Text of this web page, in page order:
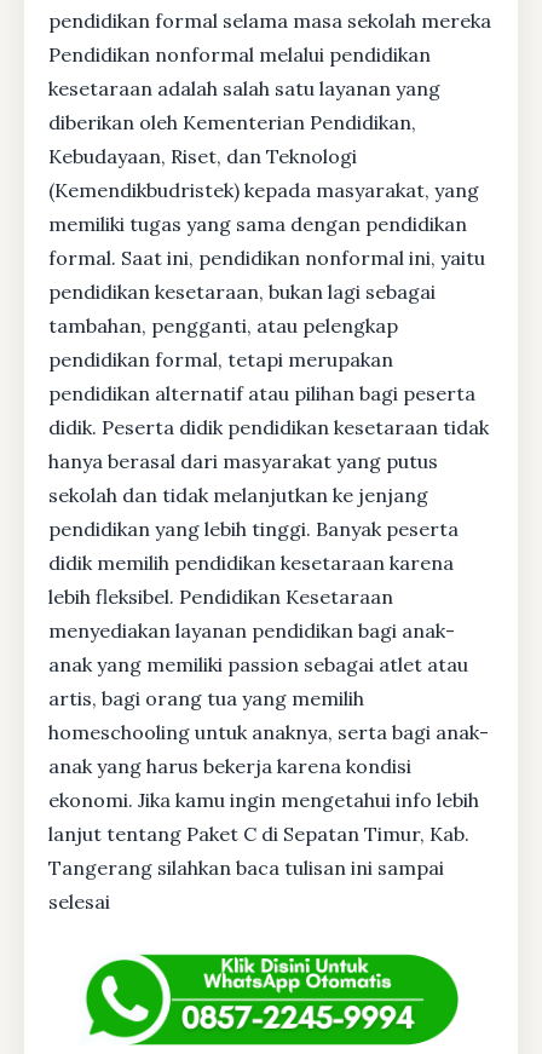
pendidikan formal selama masa sekolah mereka
Pendidikan nonformal melalui pendidikan
kesetaraan adalah salah satu layanan yang
diberikan oleh Kementerian Pendidikan,
Kebudayaan, Riset, dan Teknologi
(Kemendikbudristek) kepada masyarakat, yang
memiliki tugas yang sama dengan pendidikan
formal. Saat ini, pendidikan nonformal ini, yaitu
pendidikan kesetaraan, bukan lagi sebagai
tambahan, pengganti, atau pelengkap
pendidikan formal, tetapi merupakan
pendidikan alternatif atau pilihan bagi peserta
didik. Peserta didik pendidikan kesetaraan tidak
hanya berasal dari masyarakat yang putus
sekolah dan tidak melanjutkan ke jenjang
pendidikan yang lebih tinggi. Banyak peserta
didik memilih pendidikan kesetaraan karena
lebih fleksibel. Pendidikan Kesetaraan
menyediakan layanan pendidikan bagi anak-
anak yang memiliki passion sebagai atlet atau
artis, bagi orang tua yang memilih
homeschooling untuk anaknya, serta bagi anak-
anak yang harus bekerja karena kondisi
ekonomi. Jika kamu ingin mengetahui info lebih
lanjut tentang Paket C di Sepatan Timur, Kab.
Tangerang silahkan baca tulisan ini sampai
selesai